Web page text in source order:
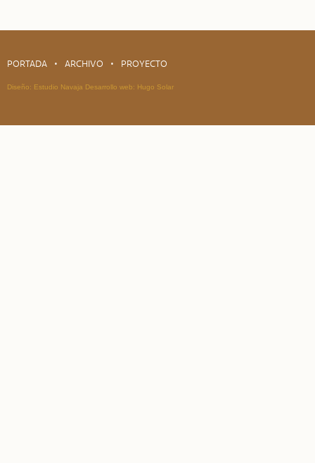
PORTADA ARCHIVO PROYECTO
Diseño: Estudio Navaja Desarrollo web: Hugo Solar